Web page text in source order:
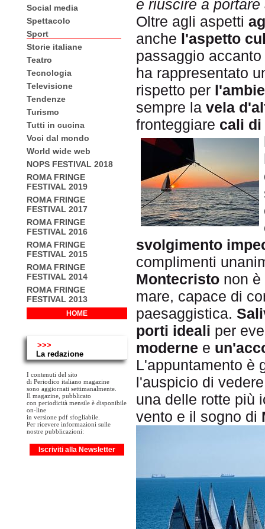
Social media
Spettacolo
Sport
Storie italiane
Teatro
Tecnologia
Televisione
Tendenze
Turismo
Tutti in cucina
Voci dal mondo
World wide web
NOPS FESTIVAL 2018
ROMA FRINGE
FESTIVAL 2019
ROMA FRINGE
FESTIVAL 2017
ROMA FRINGE
FESTIVAL 2016
ROMA FRINGE
FESTIVAL 2015
ROMA FRINGE
FESTIVAL 2014
ROMA FRINGE
FESTIVAL 2013
HOME
>>>
La redazione
I contenuti del sito
di Periodico italiano magazine
sono aggiornati settimanalmente.
Il magazine, pubblicato
con periodicità mensile è disponibile
on-line
in versione pdf sfogliabile.
Per ricevere informazioni sulle
nostre pubblicazioni:
Iscriviti alla Newsletter
e riuscire a
Oltre agli aspetti
anche l'aspetto
passaggio accanto
ha rappresentato
rispetto per
sempre la vela
fronteggiare cali di
svolgimento
complimenti
Montecristo non
mare, capace di
paesaggistica.
porti ideali per
moderne e
L'appuntamento è
l'auspicio di
una delle rotte più
vento e il sogno di